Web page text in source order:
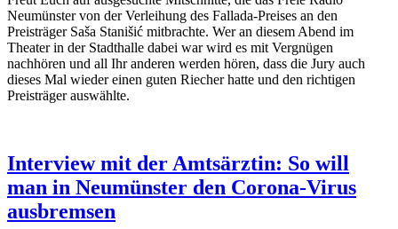
Neumünster von der Verleihung des Fallada-Preises an den
Preisträger Saša Stanišić mitbrachte. Wer an diesem Abend im
Theater in der Stadthalle dabei war wird es mit Vergnügen
nachhören und all Ihr anderen werden hören, dass die Jury auch
dieses Mal wieder einen guten Riecher hatte und den richtigen
Preisträger auswählte.
Interview mit der Amtsärztin: So will
man in Neumünster den Corona-Virus
ausbremsen